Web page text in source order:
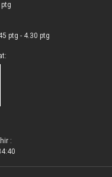
ptg - 4.30 ptg
: